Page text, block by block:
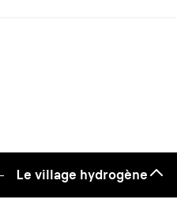
Le village hydrogène est
de